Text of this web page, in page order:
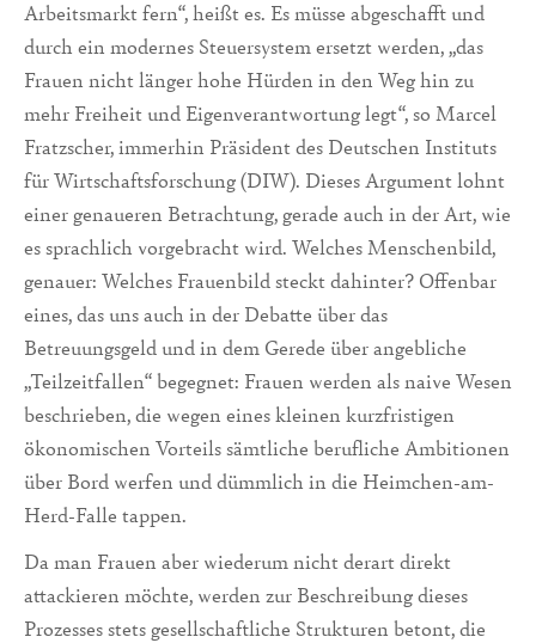
Arbeitsmarkt fern“, heißt es. Es müsse abgeschafft und
durch ein modernes Steuersystem ersetzt werden, „das
Frauen nicht länger hohe Hürden in den Weg hin zu
mehr Freiheit und Eigenverantwortung legt“, so Marcel
Fratzscher, immerhin Präsident des Deutschen Instituts
für Wirtschaftsforschung (DIW). Dieses Argument lohnt
einer genaueren Betrachtung, gerade auch in der Art, wie
es sprachlich vorgebracht wird. Welches Menschenbild,
genauer: Welches Frauenbild steckt dahinter? Offenbar
eines, das uns auch in der Debatte über das
Betreuungsgeld und in dem Gerede über angebliche
„Teilzeitfallen“ begegnet: Frauen werden als naive Wesen
beschrieben, die wegen eines kleinen kurzfristigen
ökonomischen Vorteils sämtliche berufliche Ambitionen
über Bord werfen und dümmlich in die Heimchen-am-
Herd-Falle tappen.
Da man Frauen aber wiederum nicht derart direkt
attackieren möchte, werden zur Beschreibung dieses
Prozesses stets gesellschaftliche Strukturen betont, die